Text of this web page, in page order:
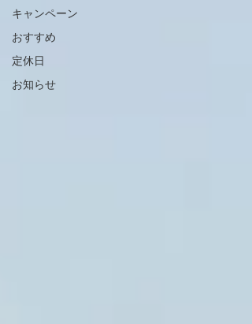
キャンペーン
おすすめ
定休日
お知らせ